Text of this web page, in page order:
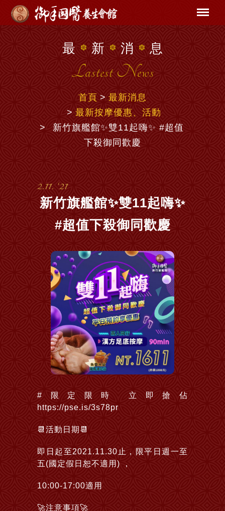
最 新 消 息
Lastest News
首頁
最新消息
最新按摩優惠、活動
新竹旗艦館✨雙11起嗨✨ #超值
下殺御同歡慶
2.11. ‘21
新竹旗艦館✨雙11起嗨✨
#超值下殺御同歡慶
#限定限時 立即搶佔
https://pse.is/3s78pr
📆活動日期📆
即日起至2021.11.30止，限平日週一至
五(國定假日恕不適用) ，
10:00-17:00適用
🚀注意事項🚀